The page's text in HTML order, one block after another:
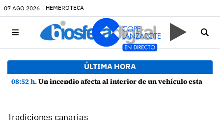
07 AGO 2026 HEMEROTECA
ÚLTIMA HORA
08:52 h.Un incendio afecta al interior de un vehículo estacionado en la calle Trinquete de Arrecife
Tradiciones canarias